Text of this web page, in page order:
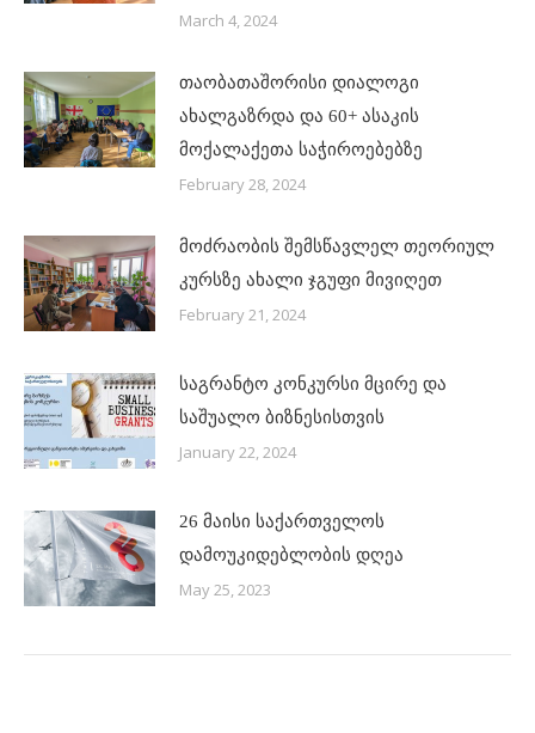
March 4, 2024
თაობათაშორისი დიალოგი
ახალგაზრდა და 60+ ასაკის
მოქალაქეთა საჭიროებებზე
February 28, 2024
მოძრაობის შემსწავლელ თეორიულ
კურსზე ახალი ჯგუფი მივიღეთ
February 21, 2024
საგრანტო კონკურსი მცირე და
საშუალო ბიზნესისთვის
January 22, 2024
26 მაისი საქართველოს
დამოუკიდებლობის დღეა
May 25, 2023